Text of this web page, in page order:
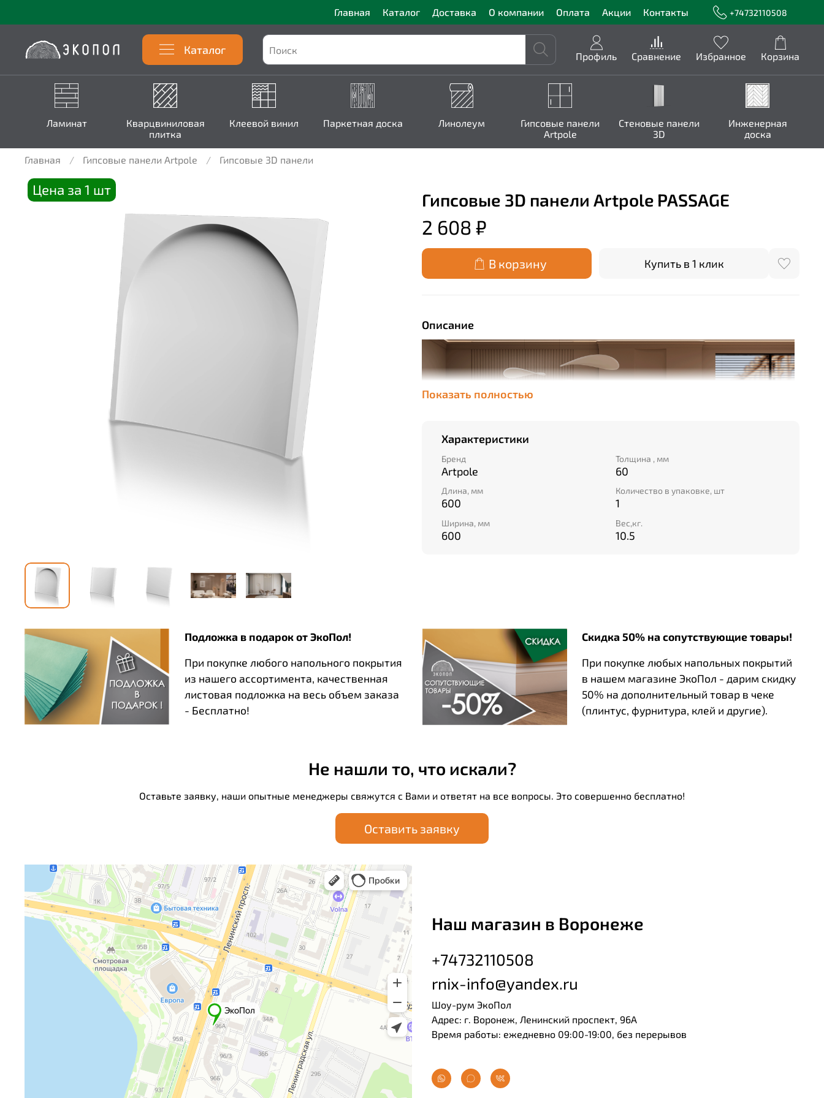
Главная Каталог Доставка О компании Оплата Акции Контакты +74732110508
Каталог Профиль Сравнение Избранное Корзина
Ламинат
Кварцвиниловая
плитка
Клеевой винил Паркетная доска Линолеум
Гипсовые панели
Artpole
Стеновые панели
3D
Инженерная
доска
Главная Гипсовые панели Artpole Гипсовые 3D панели
Цена за 1 шт Гипсовые 3D панели Artpole PASSAGE
2 608 ₽
В корзину Купить в 1 клик
Описание
создайте свой уникальный дизайн! Удобство монтажа, экологичность
материалов и длительный срок службы делают эти панели
превосходным выбором для современного дома.Вдохновленные
естественными текстурами природных скал, гипсовые 3D-панели
ATACAMA позволяют ощутить дух дикой природы в самом сердце
вашего интерьера. Коллекция состоит из двух панелей размером
600×600 мм, которые можно переворачивать и стыковать рядами для
создания уникального трехмерного узора.
Показать полностью
Характеристики
Бренд
Artpole
Толщина , мм
60
Длина, мм
600
Количество в упаковке, шт
1
Ширина, мм
600
Вес,кг.
10.5
Подложка в подарок от ЭкоПол!
При покупке любого напольного покрытия
из нашего ассортимента, качественная
листовая подложка на весь объем заказа
- Бесплатно!
Скидка 50% на сопутствующие товары!
При покупке любых напольных покрытий
в нашем магазине ЭкоПол - дарим скидку
50% на дополнительный товар в чеке
(плинтус, фурнитура, клей и другие).
Не нашли то, что искали?
Оставьте заявку, наши опытные менеджеры свяжутся с Вами и ответят на все вопросы. Это совершенно бесплатно!
Оставить заявку
Наш магазин в Воронеже
+74732110508
rnix-info@yandex.ru
Шоу-рум ЭкоПол
Адрес: г. Воронеж, Ленинский проспект, 96А
Время работы: ежедневно 09:00-19:00, без перерывов